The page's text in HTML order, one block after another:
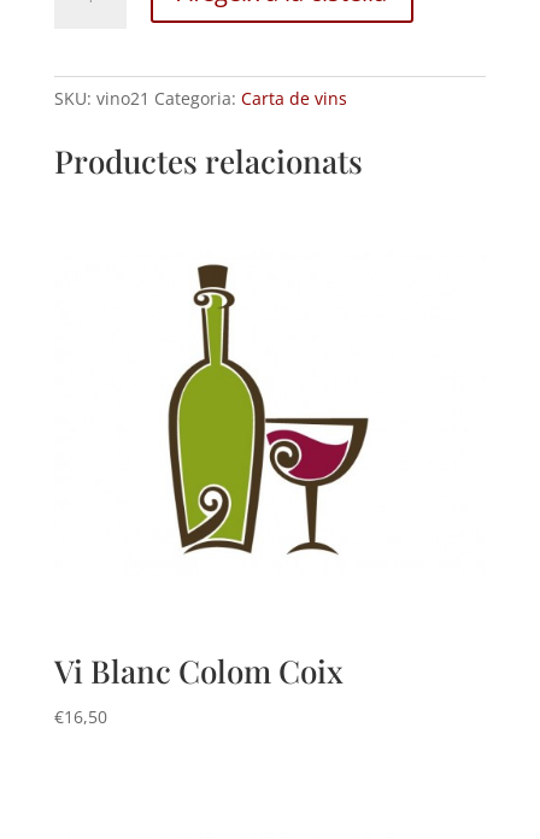
SKU: vino21 Categoria: Carta de vins
Productes relacionats
Vi Blanc Colom Coix
€16,50